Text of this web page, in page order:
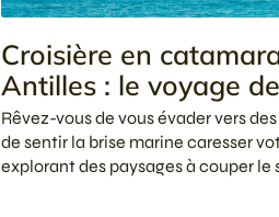
Croisière en
Antilles : le voyage
Rêvez-vous de vous évader vers
de sentir la brise marine caresser
explorant des paysages à couper le